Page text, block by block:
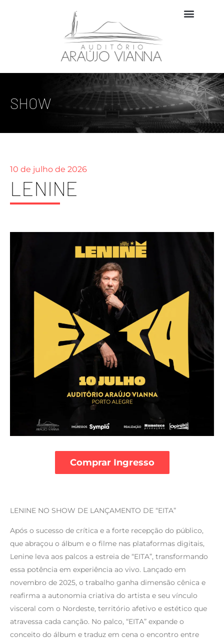
SHOW
10 de julho de 2026
LENINE
LENINE NO SHOW DE LANÇAMENTO DE “EITA”
Após o sucesso de crítica e a forte recepção do público,
que abraçou o álbum e o filme nas plataformas digitais,
Lenine leva aos palcos a estreia de “EITA”, transformando
essa potência em experiência ao vivo. Lançado em
novembro de 2025, o trabalho ganha dimensão cênica e
reafirma a autonomia criativa do artista e seu vínculo
visceral com o Nordeste, território afetivo e estético que
atravessa cada canção. No palco, “EITA” expande o
conceito do álbum e traduz em cena o encontro entre
Comprar Ingresso